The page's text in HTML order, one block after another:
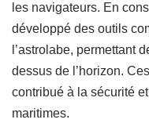
les navigateurs. En
développé des outils
l’astrolabe, permettant
dessus de l’horizon.
contribué à la sécurité
maritimes.